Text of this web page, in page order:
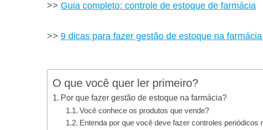
>> Guia completo: controle de estoque de farmácia
>> 9 dicas para fazer gestão de estoque na
O que você quer ler primeiro?
Por que fazer gestão de estoque na farmácia?
Você conhece os produtos que vende?
Entenda por que você deve fazer controles periódicos